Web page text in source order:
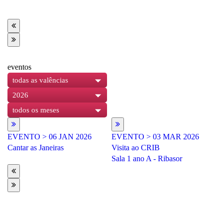
eventos
todas as valências
2026
todos os meses
EVENTO > 06 JAN 2026
Cantar as Janeiras
EVENTO > 03 MAR 2026
Visita ao CRIB
Sala 1 ano A - Ribasor